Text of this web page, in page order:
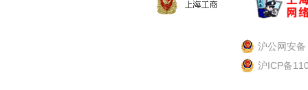
沪公网安
沪ICP备